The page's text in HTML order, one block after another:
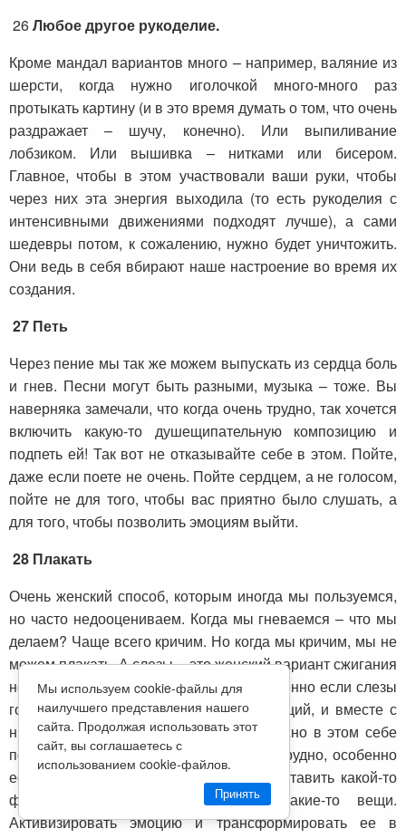
26Любое другое рукоделие.
Кроме мандал вариантов много – например, валяние из
шерсти, когда нужно иголочкой много-много раз
протыкать картину (и в это время думать о том, что очень
раздражает – шучу, конечно). Или выпиливание
лобзиком. Или вышивка – нитками или бисером.
Главное, чтобы в этом участвовали ваши руки, чтобы
через них эта энергия выходила (то есть рукоделия с
интенсивными движениями подходят лучше), а сами
шедевры потом, к сожалению, нужно будет уничтожить.
Они ведь в себя вбирают наше настроение во время их
создания.
27 Петь
Через пение мы так же можем выпускать из сердца боль
и гнев. Песни могут быть разными, музыка – тоже. Вы
наверняка замечали, что когда очень трудно, так хочется
включить какую-то душещипательную композицию и
подпеть ей! Так вот не отказывайте себе в этом. Пойте,
даже если поете не очень. Пойте сердцем, а не голосом,
пойте не для того, чтобы вас приятно было слушать, а
для того, чтобы позволить эмоциям выйти.
28 Плакать
Очень женский способ, которым иногда мы пользуемся,
но часто недооцениваем. Когда мы гневаемся – что мы
делаем? Чаще всего кричим. Но когда мы кричим, мы не
можем плакать. А слезы – это женский вариант сжигания
негативной кармы, между прочим. Особенно если слезы
горячие – это значит, они кипят от эмоций, и вместе с
ними выходит наружу много всего. Можно в этом себе
помогать. Так сходу сесть и заплакать трудно, особенно
если распирает от гнева. Но можно поставить какой-то
фильм, какую-то песню, достать какие-то вещи.
Активизировать эмоцию и трансформировать ее в
Мы используем cookie-файлы для
наилучшего представления нашего
сайта. Продолжая использовать этот
сайт, вы соглашаетесь с
использованием cookie-файлов.
Принять